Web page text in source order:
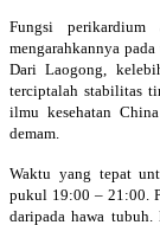
Fungsi perikardium
mengarahkannya
Dari Laogong,
terciptalah stabilitas
ilmu kesehatan
demam.
Waktu yang tepat
pukul 19:00 – 21:00.
daripada hawa